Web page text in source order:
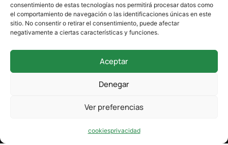
consentimiento de estas tecnologías nos permitirá procesar datos como
el comportamiento de navegación o las identificaciones únicas en este
sitio. No consentir o retirar el consentimiento, puede afectar
negativamente a ciertas características y funciones.
Aceptar
Denegar
Ver preferencias
cookiesprivacidad
La Llanilla, 102, 39012 Santander, Cantabria